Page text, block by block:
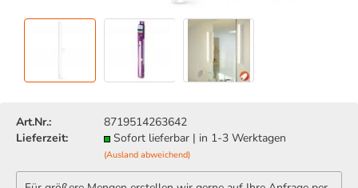
Art.Nr.:
8719514263642
Lieferzeit:
Sofort lieferbar | in 1-3 Werktagen
(Ausland abweichend)